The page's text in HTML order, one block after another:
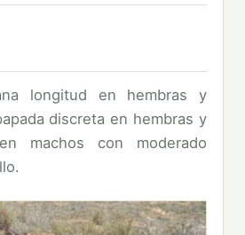
longitud en hembras y
discreta en hembras y
machos con moderado